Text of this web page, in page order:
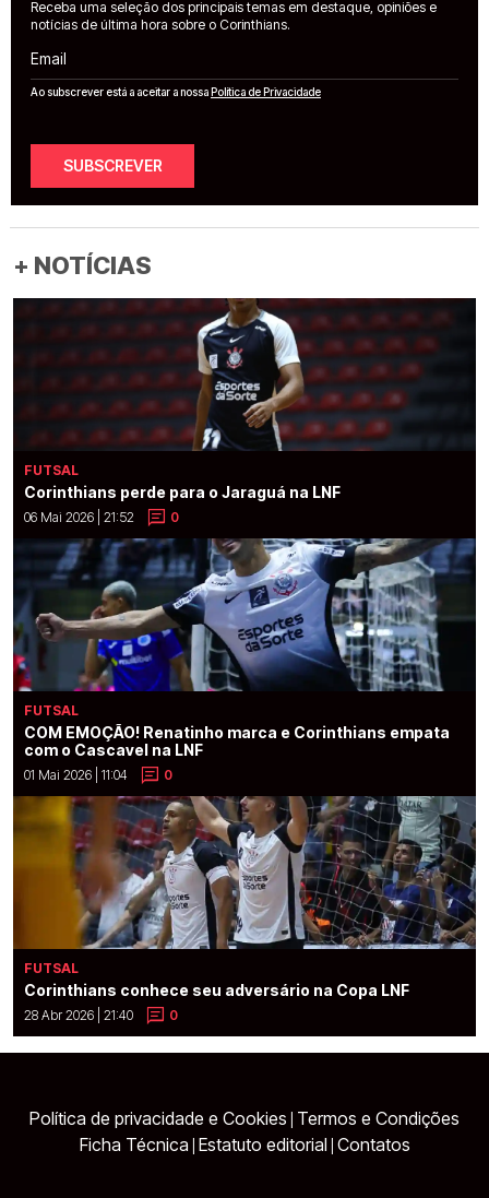
Receba uma seleção dos principais temas em destaque, opiniões e
notícias de última hora sobre o Corinthians.
Email
Ao subscrever está a aceitar a nossaPolítica de Privacidade
SUBSCREVER
+ NOTÍCIAS
FUTSAL
Corinthians perde para o Jaraguá na LNF
06 Mai 2026 | 21:52 0
FUTSAL
COM EMOÇÃO! Renatinho marca e Corinthians empata
com o Cascavel na LNF
01 Mai 2026 | 11:04 0
FUTSAL
Corinthians conhece seu adversário na Copa LNF
28 Abr 2026 | 21:40 0
Política de privacidade e Cookies Termos e Condições
Ficha Técnica Estatuto editorial Contatos